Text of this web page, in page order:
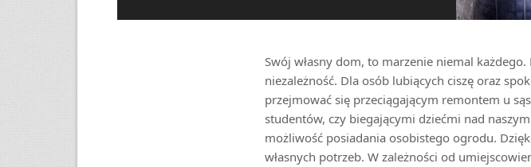
Swój własny dom, to marzenie niemal
niezależność. Dla osób lubiących ciszę oraz
przejmować się przeciągającym remontem u
studentów, czy biegającymi dziećmi nad
możliwość posiadania osobistego ogrodu.
własnych potrzeb. W zależności od